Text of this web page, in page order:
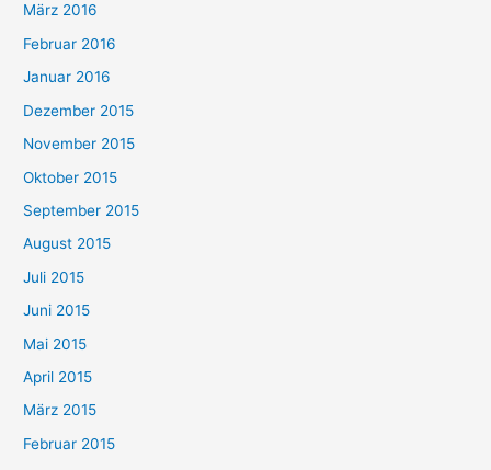
März 2016
Februar 2016
Januar 2016
Dezember 2015
November 2015
Oktober 2015
September 2015
August 2015
Juli 2015
Juni 2015
Mai 2015
April 2015
März 2015
Februar 2015